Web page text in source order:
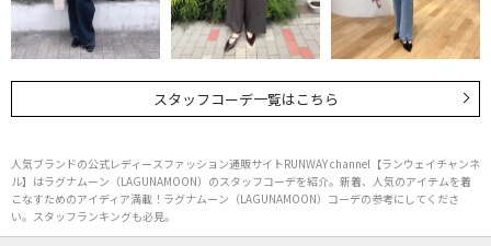
スタッフコーデ一覧はこちら
人気ブランドの公式レディースファッション通販サイトRUNWAY channel【ランウェイチャンネ
ル】はラグナムーン（LAGUNAMOON）のスタッフコーデを紹介。新着、人気のアイテムを着
こなすためのアイディア満載！ラグナムーン（LAGUNAMOON）コーデの参考にしてくださ
い。スタッフランキングも必見。